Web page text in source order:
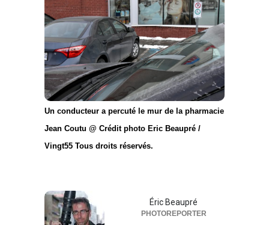
Un conducteur a percuté le mur de la pharmacie
Jean Coutu @ Crédit photo Eric Beaupré /
Vingt55 Tous droits réservés.
Éric Beaupré
PHOTOREPORTER